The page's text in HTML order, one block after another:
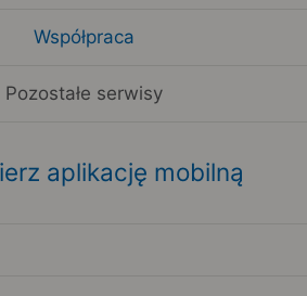
Współpraca
Pozostałe serwisy
aplikację mobilną